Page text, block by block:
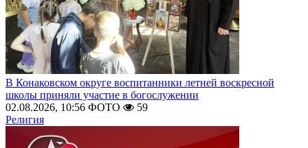
В Конаковском округе воспитанники летней воскресной
школы приняли участие в богослужении
02.08.2026, 10:56 ФОТО
59
Религия